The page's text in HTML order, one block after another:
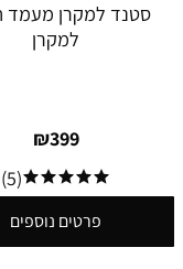
סטנד למקרן מעמד
למקרן
₪399
(5)
פרטים נוספים